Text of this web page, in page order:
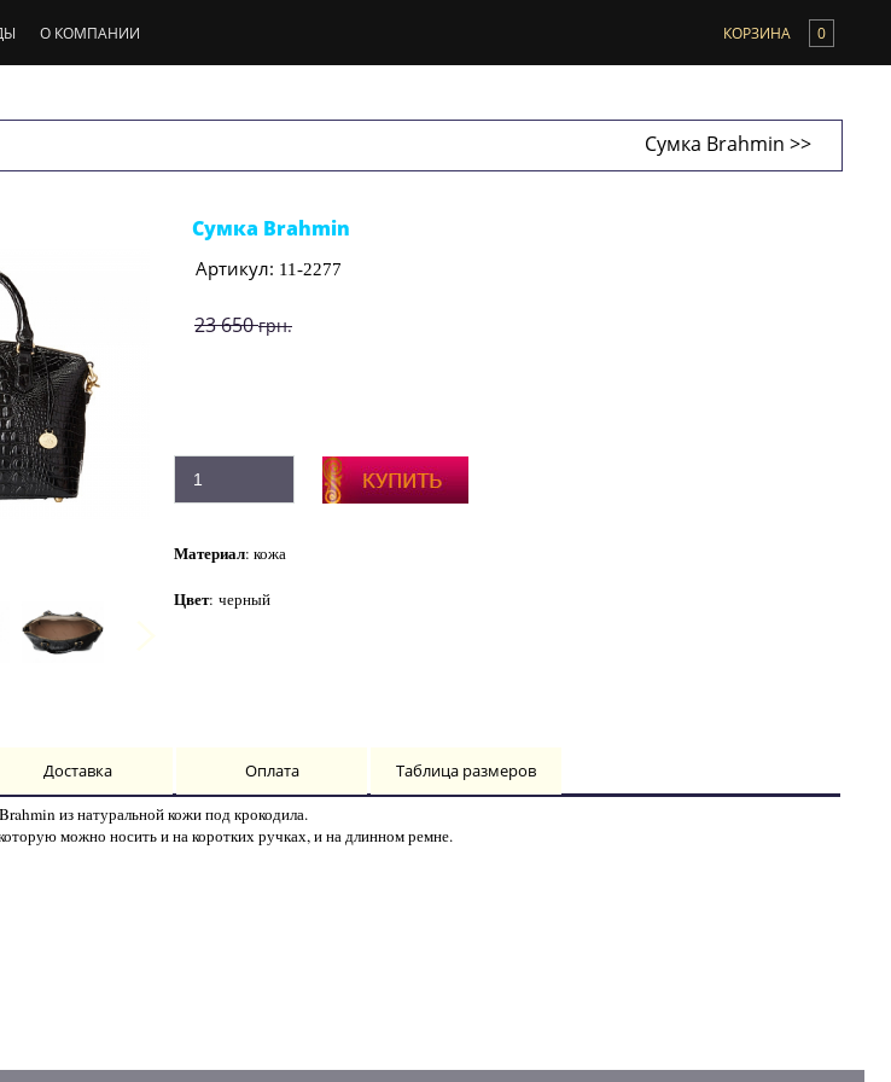
О КОМПАНИИ КОРЗИНА 0
Сумка Brahmin >>
Сумка Brahmin
Артикул: 11-2277
23 650грн.
Материал: кожа
Цвет: черный
Доставка Оплата
Таблица размеров
из натуральной кожи под крокодила.
можно носить и на коротких ручках, и на длинном ремне.